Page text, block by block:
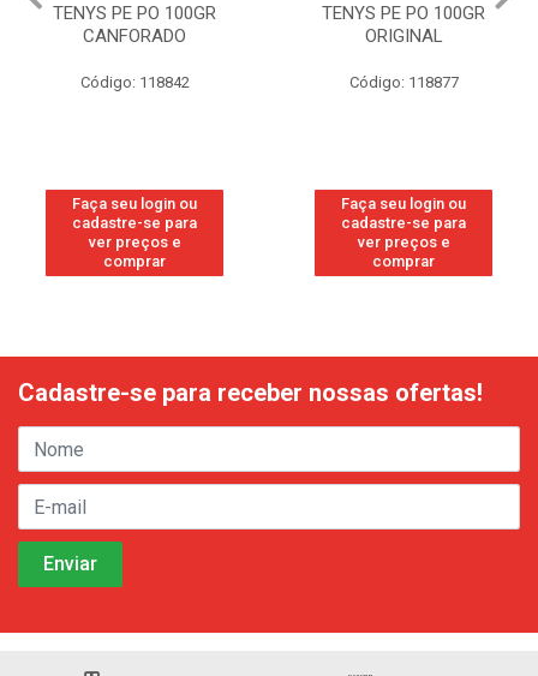
TENYS PE PO 100GR
CANFORADO
Código: 118842
Faça seu login ou
cadastre-se para
ver preços e
comprar
TENYS PE PO 100GR
ORIGINAL
Código: 118877
Faça seu login ou
cadastre-se para
ver preços e
comprar
Cadastre-se para receber nossas ofertas!